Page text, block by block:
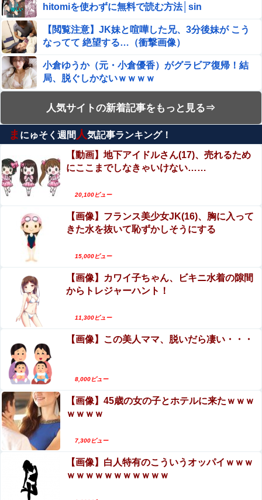
hitomiを使わずに無料で読む方法│sin
【閲覧注意】JK妹と喧嘩した兄、3分後妹が こう
なってて 絶望する…（衝撃画像）
小倉ゆうか（元・小倉優香）がグラビア復帰！結
局、脱ぐしかないｗｗｗｗ
【動画】これはお見事。中国重慶市で珍しい事故
が撮影される。
巨乳悦楽のおすすめAV!巨乳女優とのパイズリや
コスプレセックス!
エロ漫画『白雪王と七人の野郎ども』をrawや
hitomiを使わずに無料で読む方法│お父さんの黒歴
から乳首が透けてしまう放送事故ｗｗｗ
撃墜するウクライナ。
【閲覧注意】人妻がヌード動画を公開 ⇒ ネット民
「赤ちゃんに絶対に母乳を上げないで！」（衝撃
【閲覧注意】女さん「私の村、本当にヤバい…こ
人気サイトの新着記事をもっと見る⇒
ま にゅそく週間 人気記事ランキング！
【動画】地下アイドルさん(17)、売れるため
にここまでしなきゃいけない……
20,100ビュー
【画像】フランス美少女JK(16)、胸に入って
きた水を抜いて恥ずかしそうにする
15,000ビュー
【画像】カワイ子ちゃん、ビキニ水着の隙間
からトレジャーハント！
11,300ビュー
【画像】この美人ママ、脱いだら凄い・・・
8,000ビュー
【画像】45歳の女の子とホテルに来たｗｗｗ
ｗｗｗｗ
7,300ビュー
【画像】白人特有のこういうオッパイｗｗｗ
ｗｗｗｗｗｗｗｗｗｗｗ